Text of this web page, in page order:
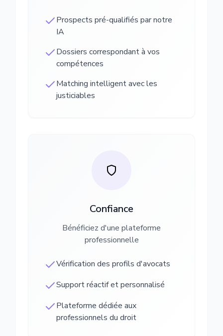
Prospects pré-qualifiés par notre
IA
Dossiers correspondant à vos
compétences
Matching intelligent avec les
justiciables
Confiance
Bénéficiez d'une plateforme
professionnelle
Vérification des profils d'avocats
Support réactif et personnalisé
Plateforme dédiée aux
professionnels du droit